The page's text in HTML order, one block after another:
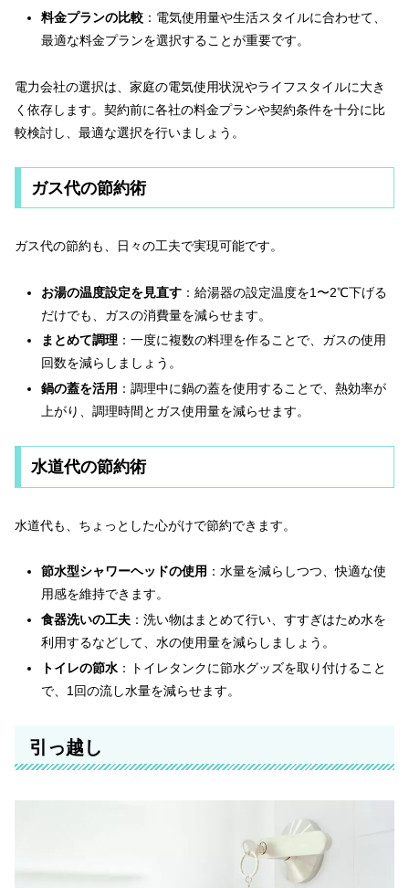
料金プランの比較：​電気使用量や生活スタイルに合わせて、
最適な料金プランを選択することが重要です。​
電力会社の選択は、家庭の電気使用状況やライフスタイルに大き
く依存します。契約前に各社の料金プランや契約条件を十分に比
較検討し、最適な選択を行いましょう。
ガス代の節約術
ガス代の節約も、日々の工夫で実現可能です。
お湯の温度設定を見直す：給湯器の設定温度を1〜2℃下げる
だけでも、ガスの消費量を減らせます。
まとめて調理：一度に複数の料理を作ることで、ガスの使用
回数を減らしましょう。
鍋の蓋を活用 ：調理中に鍋の蓋を使用することで、熱効率が
上がり、調理時間とガス使用量を減らせます。
水道代の節約術
水道代も、ちょっとした心がけで節約できます。
節水型シャワーヘッドの使用 ：水量を減らしつつ、快適な使
用感を維持できます。
食器洗いの工夫：洗い物はまとめて行い、すすぎはため水を
利用するなどして、水の使用量を減らしましょう。
トイレの節水：トイレタンクに節水グッズを取り付けること
で、1回の流し水量を減らせます。
引っ越し